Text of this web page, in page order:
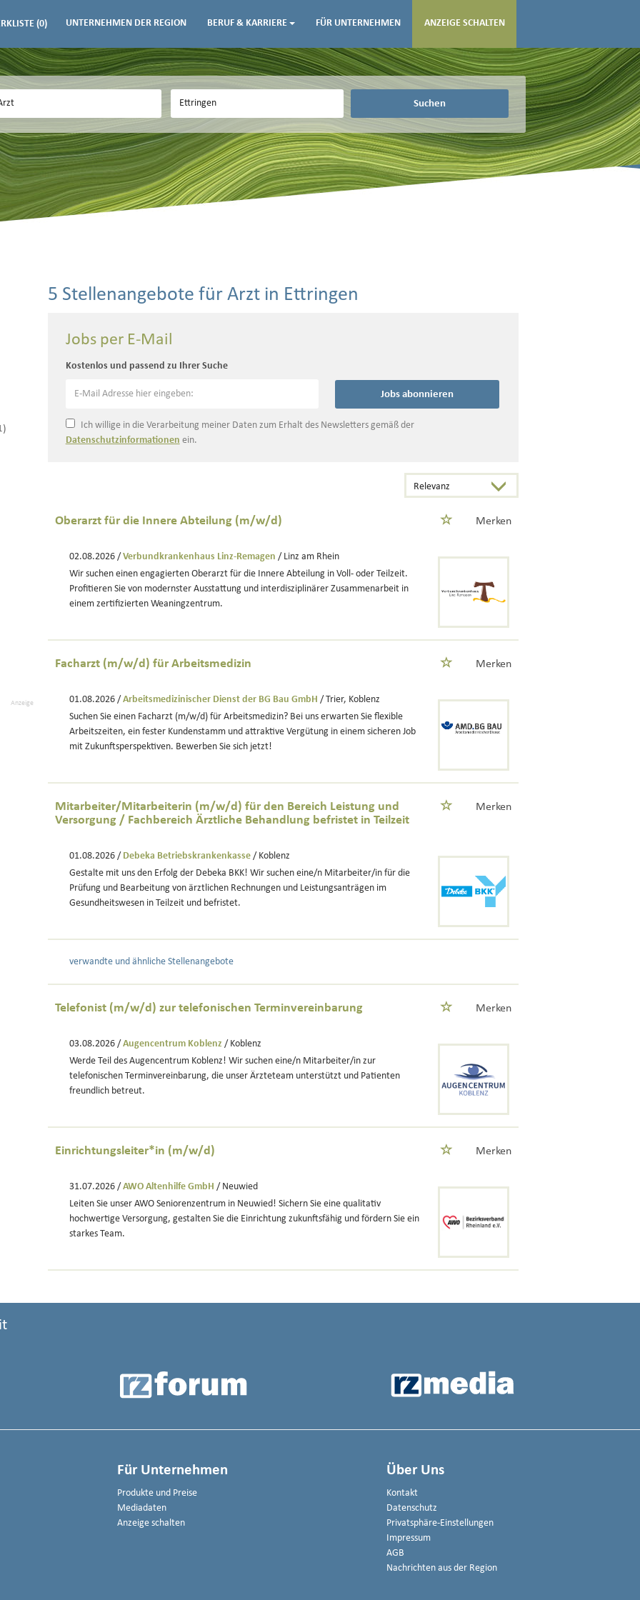
(0) UNTERNEHMEN DER REGION BERUF & KARRIERE FÜR UNTERNEHMEN ANZEIGE SCHALTEN
Suchen
Anzeige
5 Stellenangebote für Arzt in Ettringen
Jobs per E-Mail
Kostenlos und passend zu Ihrer Suche
Jobs abonnieren
Ich willige in die Verarbeitung meiner Daten zum Erhalt des Newsletters gemäß der
Datenschutzinformationen ein.
Oberarzt für die Innere Abteilung (m/w/d) Merken
02.08.2026 / Verbundkrankenhaus Linz-Remagen / Linz am Rhein
Wir suchen einen engagierten Oberarzt für die Innere Abteilung in Voll- oder Teilzeit.
Profitieren Sie von modernster Ausstattung und interdisziplinärer Zusammenarbeit in
einem zertifizierten Weaningzentrum.
Facharzt (m/w/d) für Arbeitsmedizin Merken
01.08.2026 / Arbeitsmedizinischer Dienst der BG Bau GmbH / Trier, Koblenz
Suchen Sie einen Facharzt (m/w/d) für Arbeitsmedizin? Bei uns erwarten Sie flexible
Arbeitszeiten, ein fester Kundenstamm und attraktive Vergütung in einem sicheren Job
mit Zukunftsperspektiven. Bewerben Sie sich jetzt!
Mitarbeiter/Mitarbeiterin (m/w/d) für den Bereich Leistung und
Versorgung / Fachbereich Ärztliche Behandlung befristet in Teilzeit
Merken
01.08.2026 / Debeka Betriebskrankenkasse / Koblenz
Gestalte mit uns den Erfolg der Debeka BKK! Wir suchen eine/n Mitarbeiter/in für die
Prüfung und Bearbeitung von ärztlichen Rechnungen und Leistungsanträgen im
Gesundheitswesen in Teilzeit und befristet.
verwandte und ähnliche Stellenangebote
Telefonist (m/w/d) zur telefonischen Terminvereinbarung Merken
03.08.2026 / Augencentrum Koblenz / Koblenz
Werde Teil des Augencentrum Koblenz! Wir suchen eine/n Mitarbeiter/in zur
telefonischen Terminvereinbarung, die unser Ärzteteam unterstützt und Patienten
freundlich betreut.
Einrichtungsleiter*in (m/w/d) Merken
31.07.2026 / AWO Altenhilfe GmbH / Neuwied
Leiten Sie unser AWO Seniorenzentrum in Neuwied! Sichern Sie eine qualitativ
hochwertige Versorgung, gestalten Sie die Einrichtung zukunftsfähig und fördern Sie ein
starkes Team.
Für Unternehmen
Produkte und Preise
Mediadaten
Anzeige schalten
Über Uns
Kontakt
Datenschutz
Privatsphäre-Einstellungen
Impressum
AGB
Nachrichten aus der Region